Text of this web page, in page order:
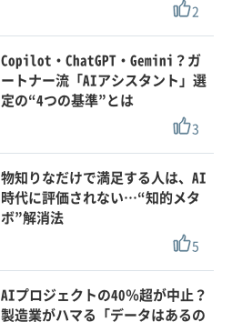
2
Copilot・ChatGPT・Gemini？ガ
ートナー流「AIアシスタント」選
定の“4つの基準”とは
3
物知りなだけで満足する人は、AI
時代に評価されない…“知的メタ
ボ”解消法
5
AIプロジェクトの40％超が中止？
製造業がハマる「データはあるの